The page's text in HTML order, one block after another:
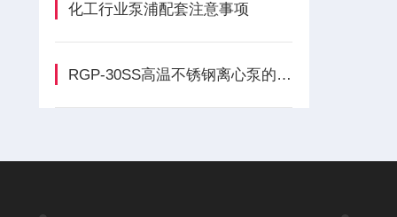
化工行业泵浦配套注意事项
RGP-30SS高温不锈钢离心泵的能耗会受到这方面的影响